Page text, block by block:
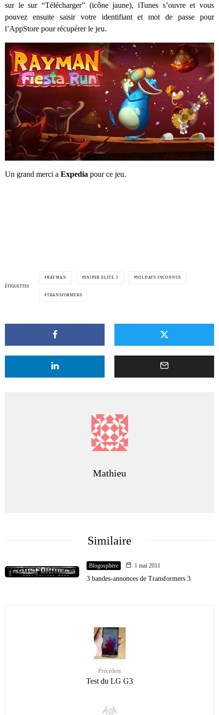
sur le sur “Télécharger” (icône jaune), iTunes s’ouvre et vous
pouvez ensuite saisir votre identifiant et mot de passe pour
l’AppStore pour récupérer le jeu.
Un grand merci a Expedia pour ce jeu.
ÉTIQUETTES
RAYMAN SNIPER ELITE 3 SOLDATS INCONNUS
TRANSFORMERS
Mathieu
Similaire
Blogosphère 1 mai 2011
3 bandes-annonces de Transformers 3
Précédent
Test du LG G3